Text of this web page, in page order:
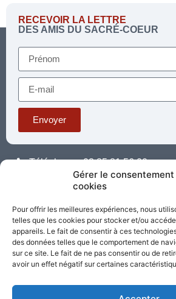
Gérer le consentement
cookies
Pour offrir les meilleures expériences, nous
telles que les cookies pour stocker et/ou
appareils. Le fait de consentir à ces
des données telles que le comportement de
sur ce site. Le fait de ne pas consentir ou de
avoir un effet négatif sur certaines
RECEVOIR LA LETTRE
DES AMIS DU SACRÉ-COEUR
Envoyer
Téléphone : 03 85 81 56 00
standard@sacrecoeur-paray.org
Nos
partenaires
Partagez cette page